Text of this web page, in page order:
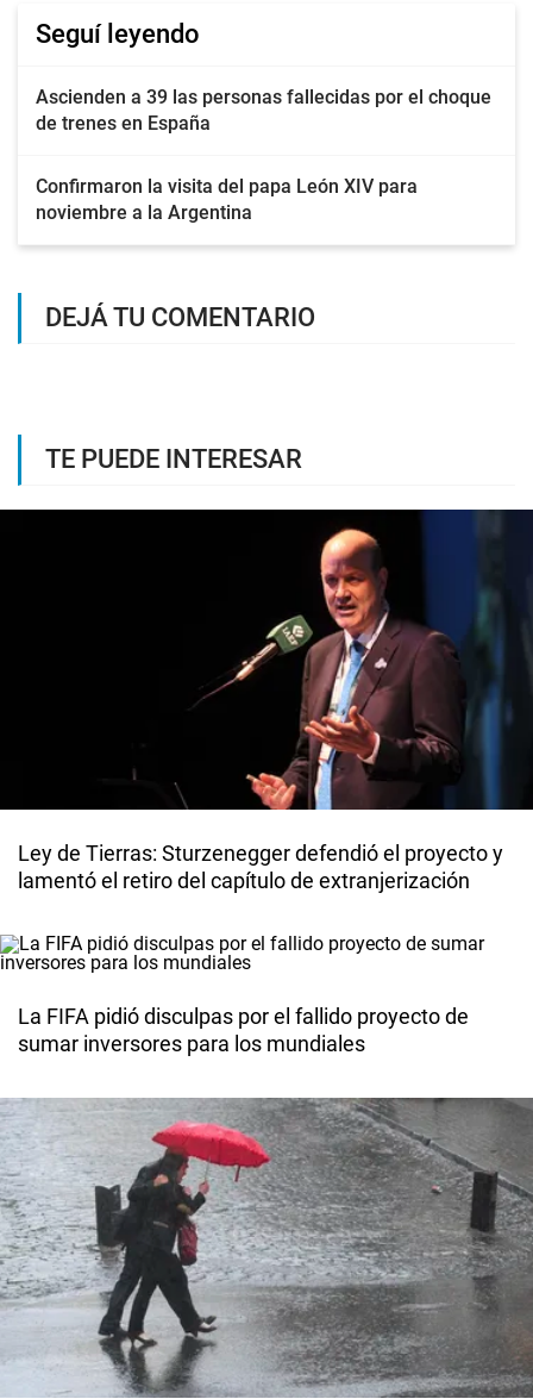
Seguí leyendo
Ascienden a 39 las personas fallecidas por el choque
de trenes en España
Confirmaron la visita del papa León XIV para
noviembre a la Argentina
DEJÁ TU COMENTARIO
TE PUEDE INTERESAR
Ley de Tierras: Sturzenegger defendió el proyecto y
lamentó el retiro del capítulo de extranjerización
La FIFA pidió disculpas por el fallido proyecto de
sumar inversores para los mundiales